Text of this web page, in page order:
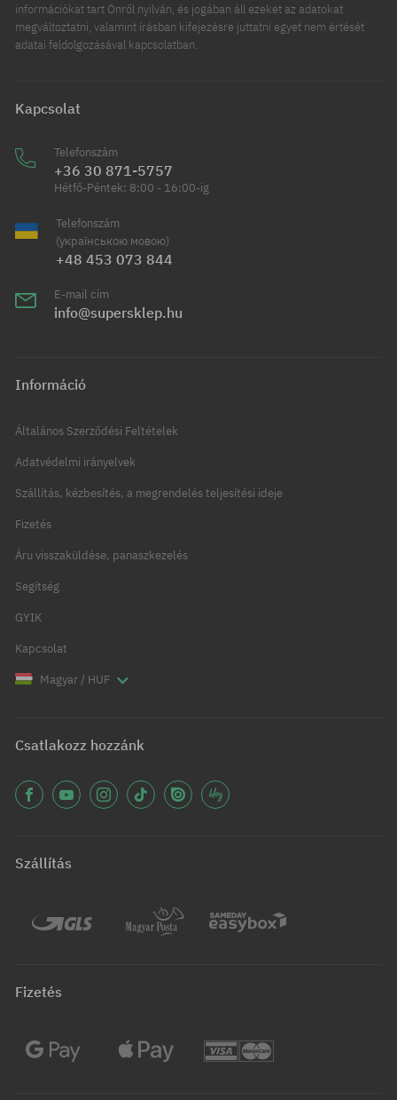
információkat tart Önről nyilván, és jogában áll ezeket az adatokat
megváltoztatni, valamint írásban kifejezésre juttatni egyet nem értését
adatai feldolgozásával kapcsolatban.
Kapcsolat
Telefonszám
+36 30 871-5757
Hétfő-Péntek: 8:00 - 16:00-ig
Telefonszám
(українською мовою)
+48 453 073 844
E-mail cím
info@supersklep.hu
Információ
Általános Szerződési Feltételek
Adatvédelmi irányelvek
Szállítás, kézbesítés, a megrendelés teljesítési ideje
Fizetés
Áru visszaküldése, panaszkezelés
Segítség
GYIK
Kapcsolat
Magyar / HUF
Csatlakozz hozzánk
Szállítás
Fizetés